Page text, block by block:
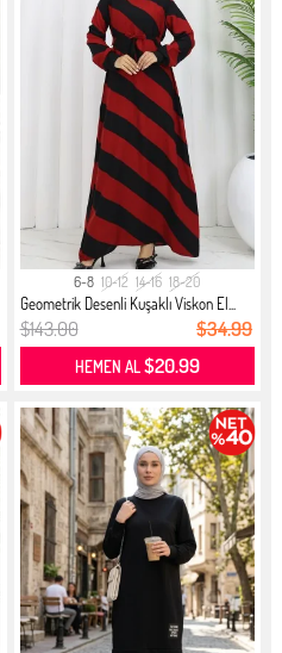
6-8 10-12 14-16 18-20
Geometrik Desenli Kuşaklı Viskon El...
$143.00 $34.99
HEMEN AL$20.99